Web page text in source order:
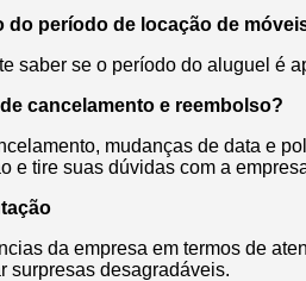
do período de locação de
saber se o período do aluguel é
cancelamento e reembolso?
mudanças de data e
e tire suas dúvidas com a
da empresa em termos de
surpresas desagradáveis.